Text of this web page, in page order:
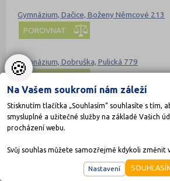
Gymnázium, Dačice, Boženy Němcové 213
POROVNAT
Gymnázium, Dobruška, Pulická 779
POROVNAT
Gymnázium, Frýdlant, Mládeže 884,
POROVNAT
Gymnázium, Havířov-Město, Komenského
🍪
Na Vašem soukromí nám záleží
Stisknutím tlačítka „Souhlasím“ souhlasíte s tím,
smysluplné a užitečné služby na základě Vašich
procházení webu.
Svůj souhlas můžete samozřejmě kdykoli změnit
Nastavení